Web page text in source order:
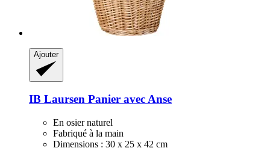
Ajouter
IB Laursen Panier avec Anse
En osier naturel
Fabriqué à la main
Dimensions : 30 x 25 x 42 cm